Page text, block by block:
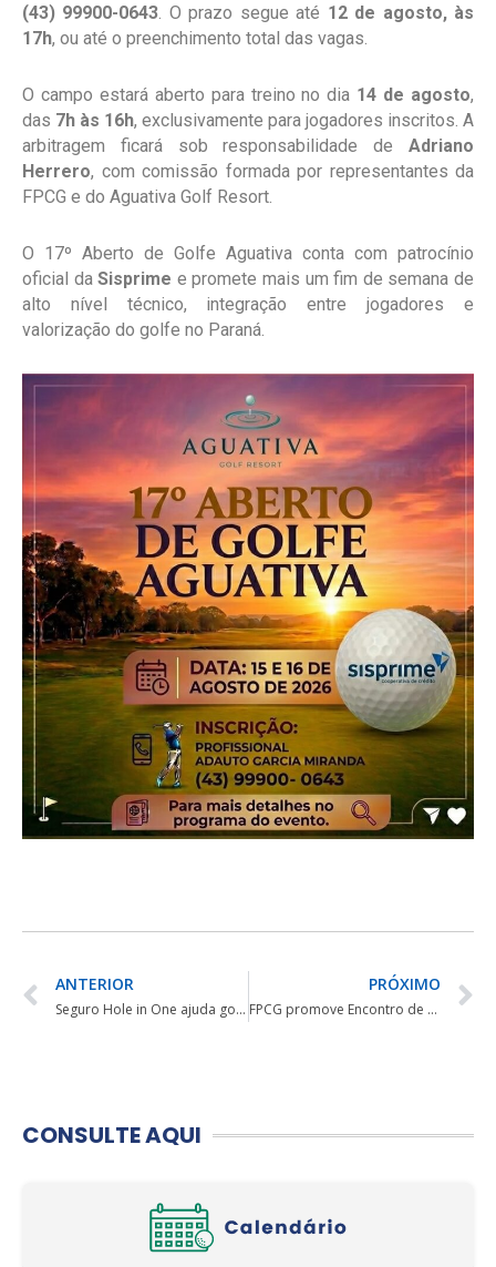
(43) 99900-0643. O prazo segue até 12 de agosto, às
17h, ou até o preenchimento total das vagas.
O campo estará aberto para treino no dia 14 de agosto,
das 7h às 16h, exclusivamente para jogadores inscritos. A
arbitragem ficará sob responsabilidade de Adriano
Herrero, com comissão formada por representantes da
FPCG e do Aguativa Golf Resort.
O 17º Aberto de Golfe Aguativa conta com patrocínio
oficial daSisprime e promete mais um fim de semana de
alto nível técnico, integração entre jogadores e
valorização do golfe no Paraná.
ANTERIOR
Seguro Hole in One ajuda golfistas a celebrar a conquista sem preocupação
PRÓXIMO
FPCG promove Encontro de Greenkeepers nos dias 22 e 23 de junho
CONSULTE AQUI